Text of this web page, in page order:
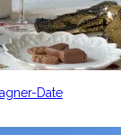
Date